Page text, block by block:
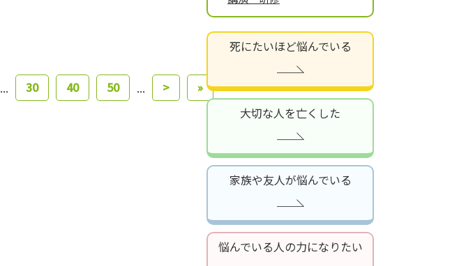
... 30 40 50 ... > »
死にたいほど悩んでいる
大切な人を亡くした
家族や友人が悩んでいる
悩んでいる人の力になりたい